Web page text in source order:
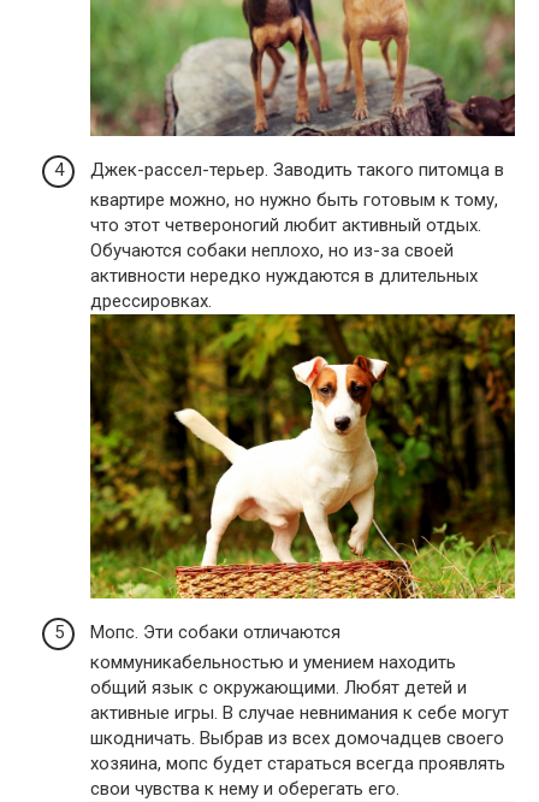
Джек-рассел-терьер. Заводить такого питомца в
квартире можно, но нужно быть готовым к тому,
что этот четвероногий любит активный отдых.
Обучаются собаки неплохо, но из-за своей
активности нередко нуждаются в длительных
дрессировках.
Мопс. Эти собаки отличаются
коммуникабельностью и умением находить
общий язык с окружающими. Любят детей и
активные игры. В случае невнимания к себе могут
шкодничать. Выбрав из всех домочадцев своего
хозяина, мопс будет стараться всегда проявлять
свои чувства к нему и оберегать его.